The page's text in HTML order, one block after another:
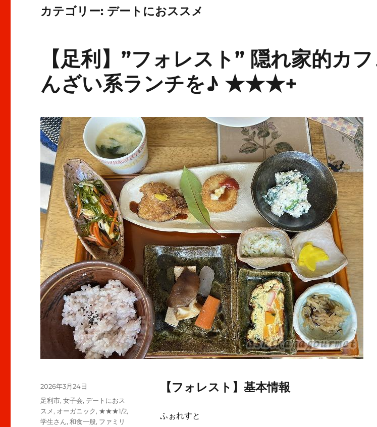
カテゴリー: デートにおススメ
【足利】”フォレスト” 隠れ家的カ
んざい系ランチを♪ ★★★+
【フォレスト】基本情報
ふぉれすと
投
稿
2026年3月24日
カ
テ
ゴ
足利市,女子会,デートにおス
スメ, オーガニック, ★★★1/2,
学生さん,和食一般, ファミリ